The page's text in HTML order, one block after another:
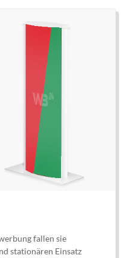
fallen sie
stationären Einsatz